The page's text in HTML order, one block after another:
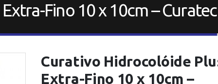
Fino 10 x 10cm – Curatec
Curativo Hidrocolóide
Extra-Fino 10 x 10cm –